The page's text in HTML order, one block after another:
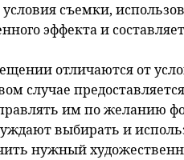
съемки,
эффекта и
отличаются от
случае
им по желанию
выбирать и
нужный